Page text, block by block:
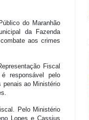
do Maranhão
da Fazenda
aos crimes
Fiscal
responsável pelo
penais ao Ministério
Pelo Ministério
Lopes e Cassius